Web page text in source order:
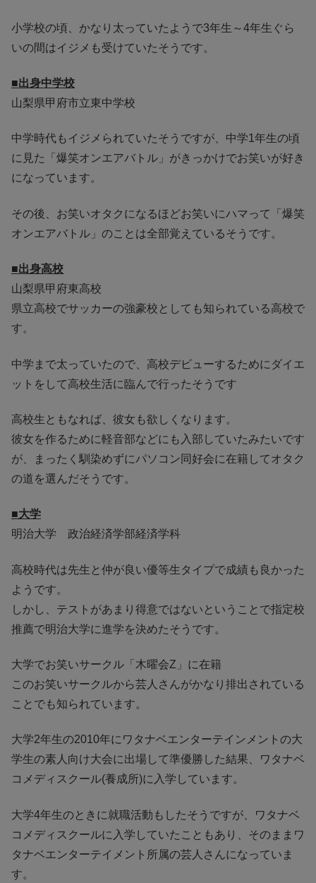
小学校の頃、かなり太っていたようで3年生～4年生ぐら
いの間はイジメも受けていたそうです。
■出身中学校
山梨県甲府市立東中学校
中学時代もイジメられていたそうですが、中学1年生の頃
に見た「爆笑オンエアバトル」がきっかけでお笑いが好き
になっています。
その後、お笑いオタクになるほどお笑いにハマって「爆笑
オンエアバトル」のことは全部覚えているそうです。
■出身高校
山梨県甲府東高校
県立高校でサッカーの強豪校としても知られている高校で
す。
中学まで太っていたので、高校デビューするためにダイエ
ットをして高校生活に臨んで行ったそうです
高校生ともなれば、彼女も欲しくなります。
彼女を作るために軽音部などにも入部していたみたいです
が、まったく馴染めずにパソコン同好会に在籍してオタク
の道を選んだそうです。
■大学
明治大学 政治経済学部経済学科
高校時代は先生と仲が良い優等生タイプで成績も良かった
ようです。
しかし、テストがあまり得意ではないということで指定校
推薦で明治大学に進学を決めたそうです。
大学でお笑いサークル「木曜会Z」に在籍
このお笑いサークルから芸人さんがかなり排出されている
ことでも知られています。
大学2年生の2010年にワタナベエンターテインメントの大
学生の素人向け大会に出場して準優勝した結果、ワタナベ
コメディスクール(養成所)に入学しています。
大学4年生のときに就職活動もしたそうですが、ワタナベ
コメディスクールに入学していたこともあり、そのままワ
タナベエンターテイメント所属の芸人さんになっていま
す。